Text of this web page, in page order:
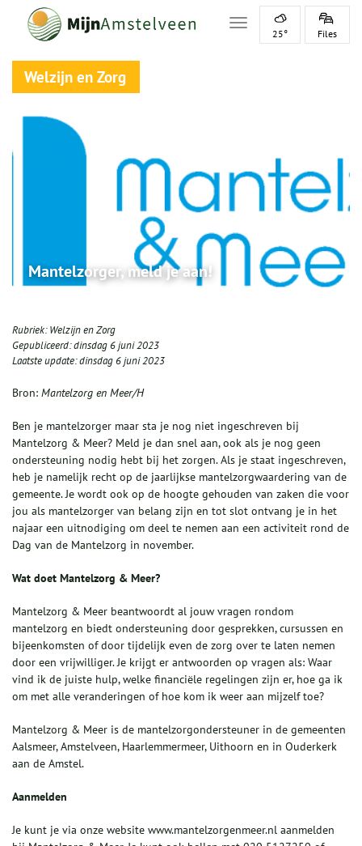
Toggle navigation
25° Files
Welzijn en Zorg
Mantelzorger, meld je aan!
Rubriek:Welzijn en Zorg
Gepubliceerd:dinsdag 6 juni 2023
Laatste update:dinsdag 6 juni 2023
Bron: Mantelzorg en Meer/H
Ben je mantelzorger maar sta je nog niet ingeschreven bij
Mantelzorg & Meer? Meld je dan snel aan, ook als je nog geen
ondersteuning nodig hebt bij het zorgen. Als je staat ingeschreven,
heb je namelijk recht op de jaarlijkse mantelzorgwaardering van de
gemeente. Je wordt ook op de hoogte gehouden van zaken die voor
jou als mantelzorger van belang zijn en tot slot ontvang je in het
najaar een uitnodiging om deel te nemen aan een activiteit rond de
Dag van de Mantelzorg in november.
Wat doet Mantelzorg & Meer?
Mantelzorg & Meer beantwoordt al jouw vragen rondom
mantelzorg en biedt ondersteuning door gesprekken, cursussen en
bijeenkomsten of door tijdelijk even de zorg over te laten nemen
door een vrijwilliger. Je krijgt er antwoorden op vragen als: Waar
vind ik de juiste hulp, welke financiële regelingen zijn er, hoe ga ik
om met alle veranderingen of hoe kom ik weer aan mijzelf toe?
Mantelzorg & Meer is de mantelzorgondersteuner in de gemeenten
Aalsmeer, Amstelveen, Haarlemmermeer, Uithoorn en in Ouderkerk
aan de Amstel.
Aanmelden
Je kunt je via onze website www.mantelzorgenmeer.nl aanmelden